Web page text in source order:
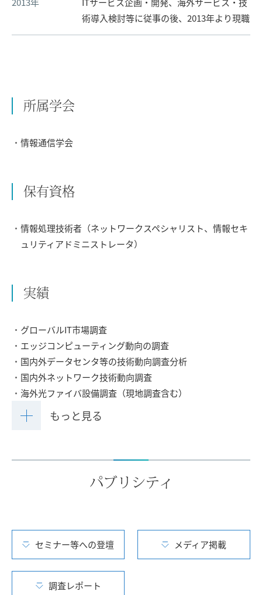
術導入検討等に従事の後、2013年より現職
所属学会
情報通信学会
保有資格
情報処理技術者（ネットワークスペシャリスト、情報セキ
ュリティアドミニストレータ）
実績
グローバルIT市場調査
エッジコンピューティング動向の調査
国内外データセンタ等の技術動向調査分析
国内外ネットワーク技術動向調査
海外光ファイバ設備調査（現地調査含む）
もっと見る
パブリシティ
セミナー等への登壇 メディア掲載
調査レポート